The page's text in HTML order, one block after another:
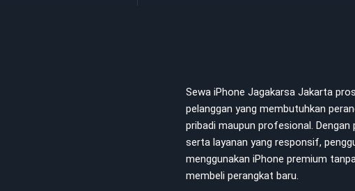
Sewa iPhone Jagakarsa Jakarta
pelanggan yang membutuhkan
pribadi maupun profesional. Dengan
serta layanan yang responsif,
menggunakan iPhone premium
membeli perangkat baru.